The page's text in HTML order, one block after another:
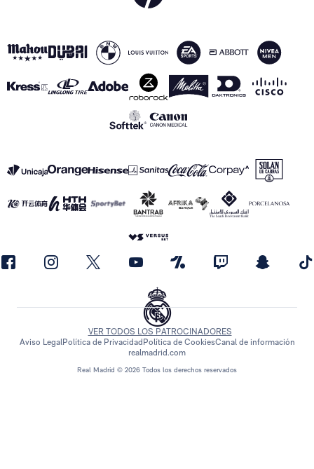
Real Madrid © 2026 Todos los derechos reservados
VER TODOS LOS PATROCINADORES
Aviso LegalPolítica de Privacidad Política de CookiesCanal de información
realmadrid.com